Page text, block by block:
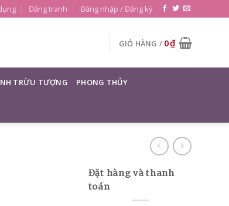
Đăng tranh Đăng nhập / Đăng ký
GIỎ HÀNG / 0₫
TRỪU TƯỢNG PHONG THỦY
Đặt hàng và thanh
toán